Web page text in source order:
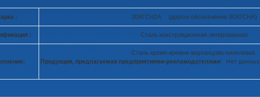
: 30ХГСН2А (другое обозначение 30ХГСНА)
: Сталь конструкционная легированная
Сталь хромо-кремне-марганцово-никелевая.
Продукция, предлагаемая предприятиями-рекламодателями:
Нет данных.